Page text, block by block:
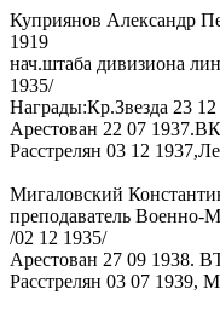
Куприянов Александр
1919
нач.штаба дивизиона
1935/
Награды:Кр.Звезда 23 12
Арестован 22 07
Расстрелян 03 12
Мигаловский
преподаватель Военно-
/02 12 1935/
Арестован 27 09
Расстрелян 03 07 1939,